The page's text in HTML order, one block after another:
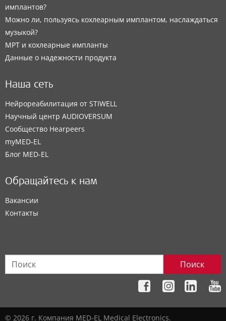
имплантов?
Можно ли, пользуясь кохлеарным имплантом, наслаждаться
музыкой?
МРТ и кохлеарные импланты
Данные о надежности продукта
Наша сеть
Нейрореабилитация от STIWELL
Научный центр AUDIOVERSUM
Сообщество Hearpeers
myMED‑EL
Блог MED-EL
Обращайтесь к нам
Вакансии
Контакты
Поиск
© 2026 г. Компания MED-EL Medical Electronics.